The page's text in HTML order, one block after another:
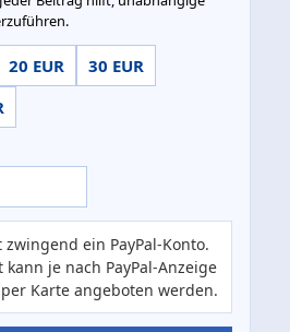
20 EUR
30 EUR
ein PayPal-Konto.
je nach PayPal-Anzeige
Karte angeboten werden.